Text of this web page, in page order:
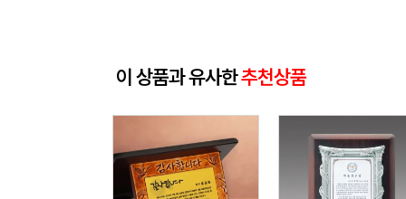
이 상품과 유사한추천상품